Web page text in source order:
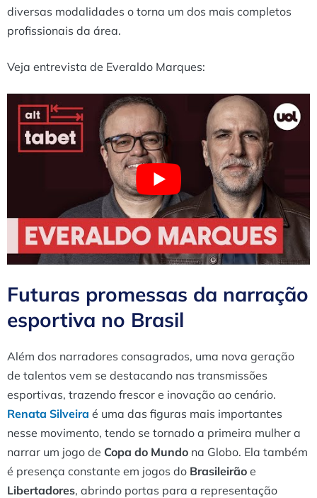
diversas modalidades o torna um dos mais completos
profissionais da área.
Veja entrevista de Everaldo Marques:
Futuras promessas da narração
esportiva no Brasil
Além dos narradores consagrados, uma nova geração
de talentos vem se destacando nas transmissões
esportivas, trazendo frescor e inovação ao cenário.
Renata Silveira é uma das figuras mais importantes
nesse movimento, tendo se tornado a primeira mulher a
narrar um jogo de Copa do Mundo na Globo. Ela também
é presença constante em jogos do Brasileirão e
Libertadores, abrindo portas para a representação